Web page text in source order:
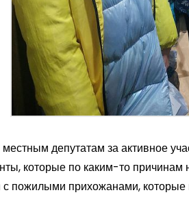
депутатам за активное
которые по каким-то причинам
пожилыми прихожанами,